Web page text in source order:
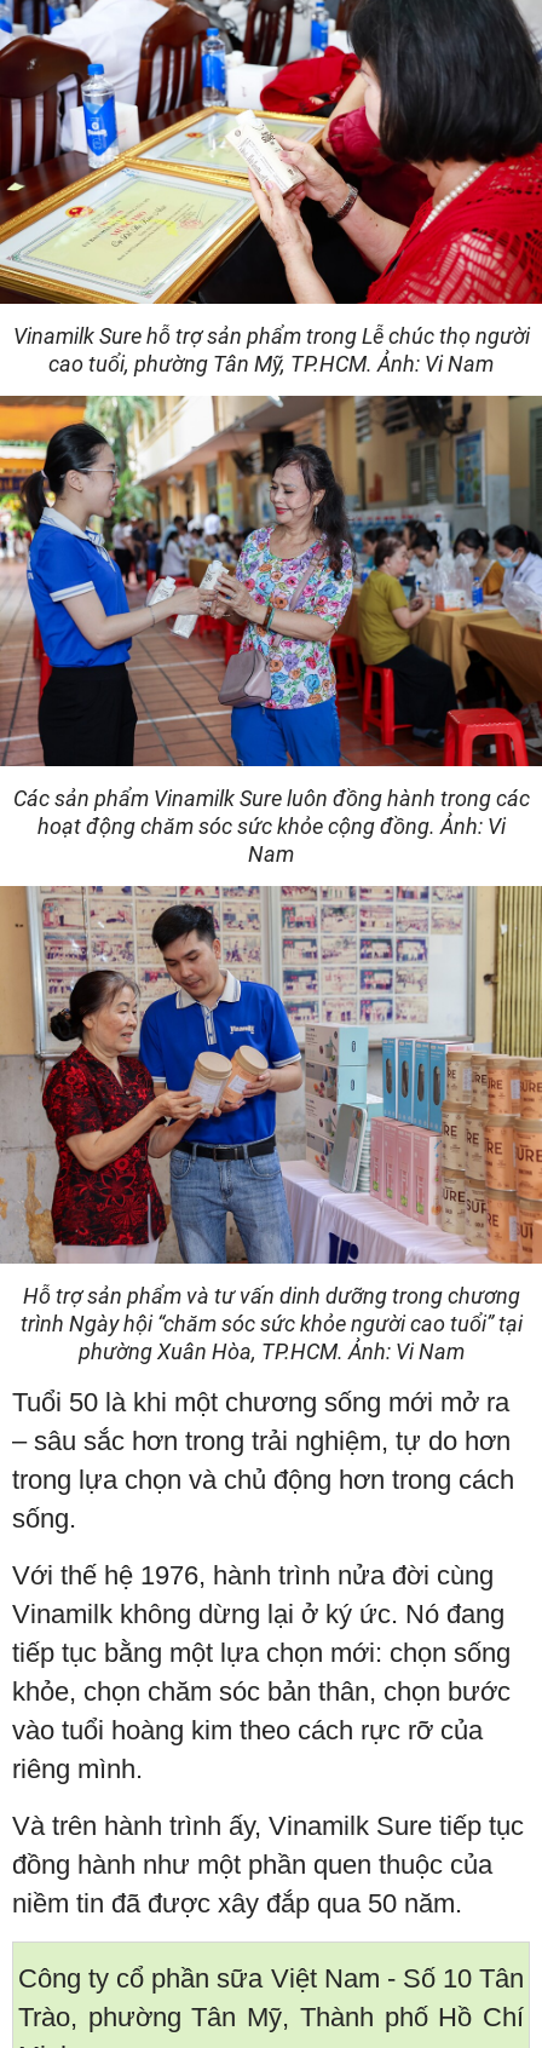
Vinamilk Sure hỗ trợ sản phẩm trong Lễ chúc thọ người
cao tuổi, phường Tân Mỹ, TP.HCM. Ảnh: Vi Nam
Các sản phẩm Vinamilk Sure luôn đồng hành trong các
hoạt động chăm sóc sức khỏe cộng đồng. Ảnh: Vi
Nam
Hỗ trợ sản phẩm và tư vấn dinh dưỡng trong chương
trình Ngày hội “chăm sóc sức khỏe người cao tuổi” tại
phường Xuân Hòa, TP.HCM. Ảnh: Vi Nam
Tuổi 50 là khi một chương sống mới mở ra
– sâu sắc hơn trong trải nghiệm, tự do hơn
trong lựa chọn và chủ động hơn trong cách
sống.
Với thế hệ 1976, hành trình nửa đời cùng
Vinamilk không dừng lại ở ký ức. Nó đang
tiếp tục bằng một lựa chọn mới: chọn sống
khỏe, chọn chăm sóc bản thân, chọn bước
vào tuổi hoàng kim theo cách rực rỡ của
riêng mình.
Và trên hành trình ấy, Vinamilk Sure tiếp tục
đồng hành như một phần quen thuộc của
niềm tin đã được xây đắp qua 50 năm.
Công ty cổ phần sữa Việt Nam - Số 10 Tân
Trào, phường Tân Mỹ, Thành phố Hồ Chí